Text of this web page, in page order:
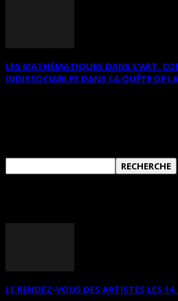
LES MATHÉMATIQUES DANS L’ART.
INDISSOCIABLES DANS LA QUÊTE DE
LE RENDEZ-VOUS DES ARTISTES LES